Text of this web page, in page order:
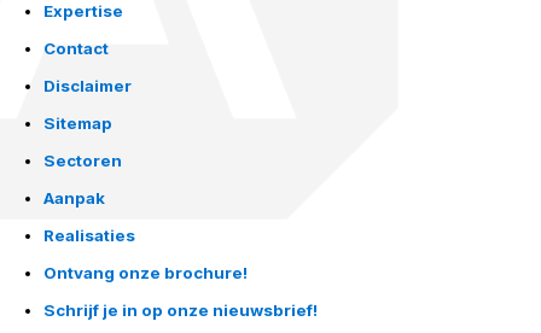
Expertise
Contact
Disclaimer
Sitemap
Sectoren
Aanpak
Realisaties
Ontvang onze brochure!
Schrijf je in op onze nieuwsbrief!